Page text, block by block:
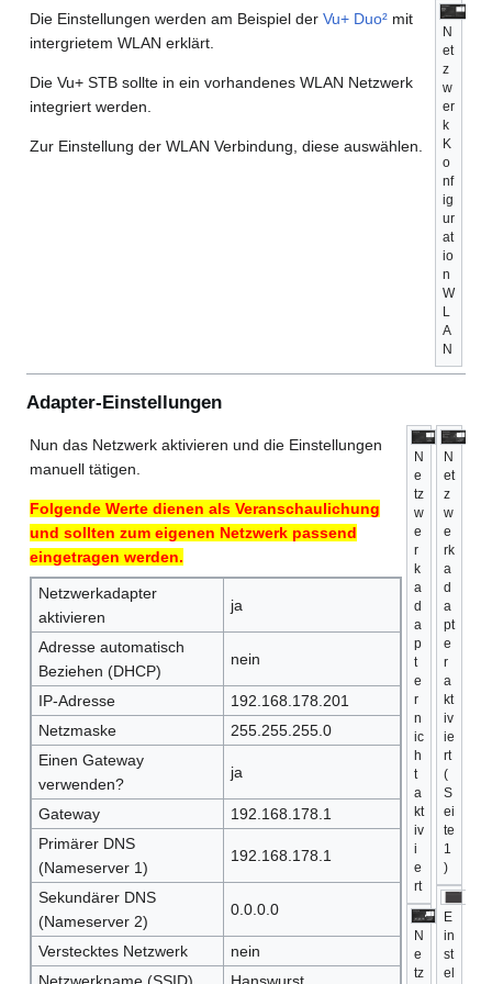
Die Einstellungen werden am Beispiel der Vu+ Duo² mit
intergrietem WLAN erklärt.
Die Vu+ STB sollte in ein vorhandenes WLAN Netzwerk
integriert werden.
Zur Einstellung der WLAN Verbindung, diese auswählen.
N
et
z
w
er
k
K
o
nf
ig
ur
at
io
n
W
L
A
N
Adapter-Einstellungen
Nun das Netzwerk aktivieren und die Einstellungen
manuell tätigen.
Folgende Werte dienen als Veranschaulichung
und sollten zum eigenen Netzwerk passend
eingetragen werden.
Netzwerkadapter
aktivieren
ja
Adresse automatisch
Beziehen (DHCP)
nein
IP-Adresse
192.168.178.201
Netzmaske
255.255.255.0
Einen Gateway
verwenden?
ja
Gateway
192.168.178.1
Primärer DNS
(Nameserver 1)
192.168.178.1
Sekundärer DNS
(Nameserver 2)
0.0.0.0
Verstecktes Netzwerk
nein
N
e
tz
w
e
r
k
a
d
a
p
t
e
r
n
ic
h
t
a
kt
iv
i
e
rt
N
e
tz
N
et
z
w
e
rk
a
d
a
pt
e
r
a
kt
iv
ie
rt
(
S
ei
te
1
)
E
in
st
el